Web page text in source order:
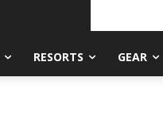
RESORTS GEAR